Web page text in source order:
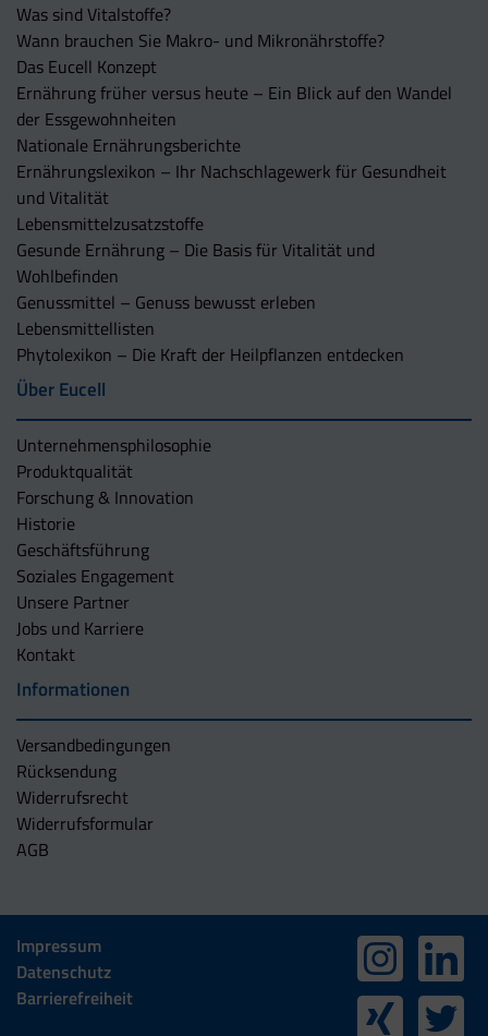
Was sind Vitalstoffe?
Wann brauchen Sie Makro- und Mikronährstoffe?
Das Eucell Konzept
Ernährung früher versus heute – Ein Blick auf den Wandel
der Essgewohnheiten
Nationale Ernährungsberichte
Ernährungslexikon – Ihr Nachschlagewerk für Gesundheit
und Vitalität
Lebensmittelzusatzstoffe
Gesunde Ernährung – Die Basis für Vitalität und
Wohlbefinden
Genussmittel – Genuss bewusst erleben
Lebensmittellisten
Phytolexikon – Die Kraft der Heilpflanzen entdecken
Über Eucell
Unternehmens­philosophie
Produktqualität
Forschung & Innovation
Historie
Geschäftsführung
Soziales Engagement
Unsere Partner
Jobs und Karriere
Kontakt
Informationen
Versandbedingungen
Rücksendung
Widerrufsrecht
Widerrufsformular
AGB
Impressum
Datenschutz
Barrierefreiheit